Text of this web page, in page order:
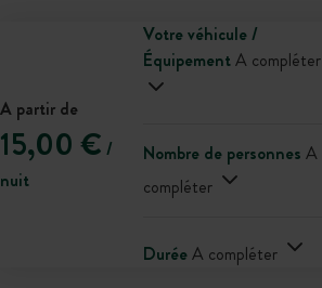
A partir de
15,00 € /
nuit
Votre véhicule /
ÉquipementA compléter
Nombre de personnes A
compléter
DuréeA compléter